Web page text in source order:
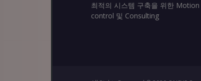
최적의 시스템 구축을 위한 Motion
control 및 Consulting